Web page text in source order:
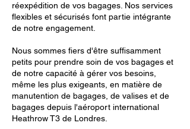
réexpédition de vos bagages. Nos services
flexibles et sécurisés font partie intégrante
de notre engagement.
Nous sommes fiers d'être suffisamment
petits pour prendre soin de vos bagages et
de notre capacité à gérer vos besoins,
même les plus exigeants, en matière de
manutention de bagages, de valises et de
bagages depuis l'aéroport international
Heathrow T3 de Londres.